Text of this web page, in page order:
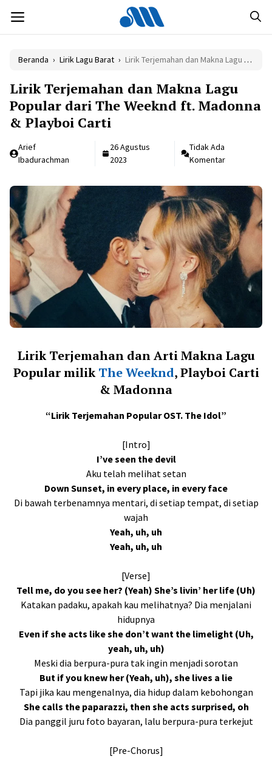
isi
MENU
Beranda › Lirik Lagu Barat › Lirik Terjemahan dan Makna Lagu Popular dari The Weeknd ft. Madonna & Playboi Carti
Lirik Terjemahan dan Makna Lagu
Popular dari The Weeknd ft. Madonna
& Playboi Carti
Arief
Ibadurachman
26 Agustus
2023
Tidak Ada
Komentar
Lirik Terjemahan dan Arti Makna Lagu
Popular milikThe Weeknd, Playboi Carti
& Madonna
“Lirik Terjemahan Popular OST. The Idol”
[Intro]
I’ve seen the devil
Aku telah melihat setan
Down Sunset, in every place, in every face
Di bawah terbenamnya mentari, di setiap tempat, di setiap
wajah
Yeah, uh, uh
Yeah, uh, uh
[Verse]
Tell me, do you see her? (Yeah) She’s livin’ her life (Uh)
Katakan padaku, apakah kau melihatnya? Dia menjalani
hidupnya
Even if she acts like she don’t want the limelight (Uh,
yeah, uh, uh)
Meski dia berpura-pura tak ingin menjadi sorotan
But if you knew her (Yeah, uh), she lives a lie
Tapi jika kau mengenalnya, dia hidup dalam kebohongan
She calls the paparazzi, then she acts surprised, oh
Dia panggil juru foto bayaran, lalu berpura-pura terkejut
[Pre-Chorus]